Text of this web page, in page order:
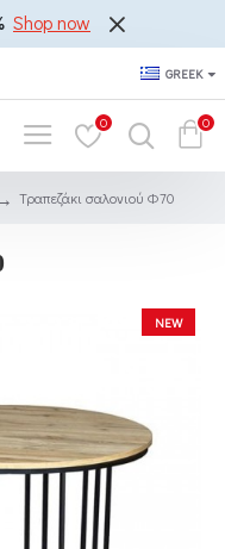
Shop now
GREEK
0 0
Τραπεζάκι σαλονιού Φ70
NEW